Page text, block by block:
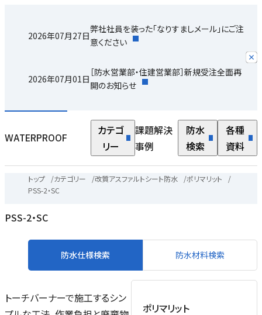
2026年07月27日
弊社社員を装った「なりすましメール」にご注
意ください
2026年07月01日
［防水営業部・住建営業部］新規受注全面再
開のお知らせ
WATERPROOF
カテゴ
リー
課題解決
事例
防水
検索
各種
資料
トップ /カテゴリー /改質アスファルトシート防水 /ポリマリット
/
PSS-2・SC
PSS-2・SC
防水仕様検索 防水材料検索
トーチバーナーで施工するシン
ポリマリット